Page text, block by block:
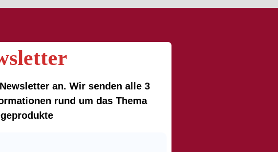
an. Wir senden alle 3
rund um das Thema